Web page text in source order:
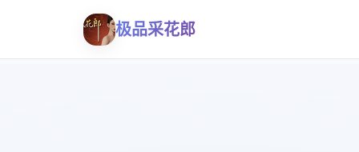
极品采花郎